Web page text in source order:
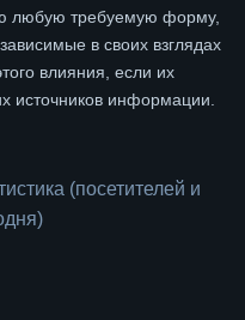
любую требуемую форму,
в своих взглядах
влияния, если их
источников информации.